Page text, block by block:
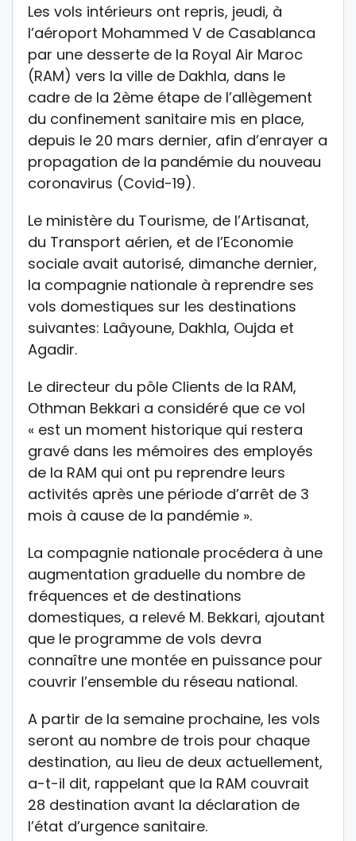
Les vols intérieurs ont repris, jeudi, à
l’aéroport Mohammed V de Casablanca
par une desserte de la Royal Air Maroc
(RAM) vers la ville de Dakhla, dans le
cadre de la 2ème étape de l’allègement
du confinement sanitaire mis en place,
depuis le 20 mars dernier, afin d’enrayer a
propagation de la pandémie du nouveau
coronavirus (Covid-19).
Le ministère du Tourisme, de l’Artisanat,
du Transport aérien, et de l’Economie
sociale avait autorisé, dimanche dernier,
la compagnie nationale à reprendre ses
vols domestiques sur les destinations
suivantes: Laâyoune, Dakhla, Oujda et
Agadir.
Le directeur du pôle Clients de la RAM,
Othman Bekkari a considéré que ce vol
« est un moment historique qui restera
gravé dans les mémoires des employés
de la RAM qui ont pu reprendre leurs
activités après une période d’arrêt de 3
mois à cause de la pandémie ».
La compagnie nationale procédera à une
augmentation graduelle du nombre de
fréquences et de destinations
domestiques, a relevé M. Bekkari, ajoutant
que le programme de vols devra
connaître une montée en puissance pour
couvrir l’ensemble du réseau national.
A partir de la semaine prochaine, les vols
seront au nombre de trois pour chaque
destination, au lieu de deux actuellement,
a-t-il dit, rappelant que la RAM couvrait
28 destination avant la déclaration de
l’état d’urgence sanitaire.